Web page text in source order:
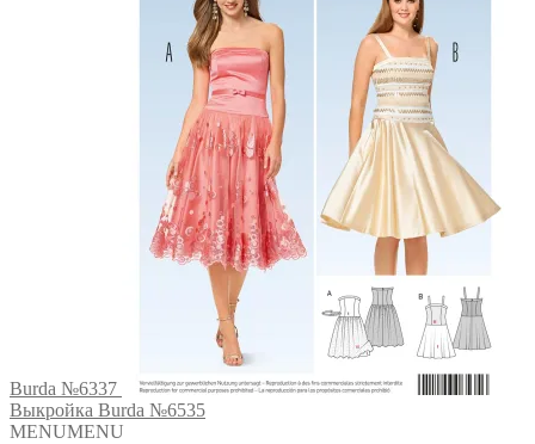
Burda №6337
Выкройка Burda №6535
MENUMENU